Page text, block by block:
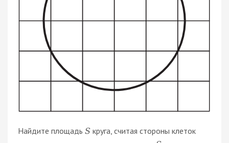
Найдите площадь S круга, считая стороны клеток